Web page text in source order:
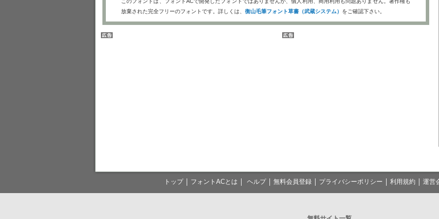
放棄された完全フリーのフォントです。詳しくは、 衡山毛筆フォント草書（武蔵システム） をご確認下さい。
トップ フォントACとは ヘルプ 無料会員登録 プライバシーポリシー 利用規約 運営